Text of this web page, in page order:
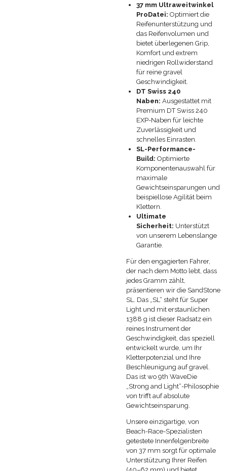
37 mm Ultraweitwinkel
ProDatei: Optimiert die
Reifenunterstützung und
das Reifenvolumen und
bietet überlegenen Grip,
Komfort und extrem
niedrigen Rollwiderstand
für reine gravel
Geschwindigkeit.
DT Swiss 240
Naben: Ausgestattet mit
Premium DT Swiss 240
EXP-Naben für leichte
Zuverlässigkeit und
schnelles Einrasten.
SL-Performance-
Build: Optimierte
Komponentenauswahl für
maximale
Gewichtseinsparungen und
beispiellose Agilität beim
Klettern.
Ultimate
Sicherheit: Unterstützt
von unserem Lebenslange
Garantie.
Für den engagierten Fahrer,
der nach dem Motto lebt, dass
jedes Gramm zählt,
präsentieren wir die SandStone
SL. Das „SL“ steht für Super
Light und mit erstaunlichen
1388 g ist dieser Radsatz ein
reines Instrument der
Geschwindigkeit, das speziell
entwickelt wurde, um Ihr
Kletterpotenzial und Ihre
Beschleunigung auf gravel.
Das ist wo 9th WaveDie
„Strong and Light“-Philosophie
von trifft auf absolute
Gewichtseinsparung.
Unsere einzigartige, von
Beach-Race-Spezialisten
getestete Innenfelgenbreite
von 37 mm sorgt für optimale
Unterstützung Ihrer Reifen